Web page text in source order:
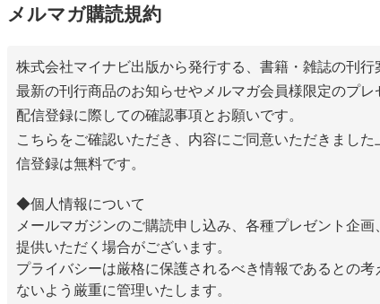
メルマガ購読規約
株式会社マイナビ出版から発行する、書籍・雑誌の刊行
最新の刊行商品のお知らせやメルマガ会員様限定のプ
配信登録に際しての確認事項とお願いです。
こちらをご確認いただき、内容にご同意いただきまし
信登録は無料です。
◆個人情報について
メールマガジンのご購読申し込み、各種プレゼント企
提供いただく場合がございます。
プライバシーは厳格に保護されるべき情報であるとの
ないよう厳重に管理いたします。